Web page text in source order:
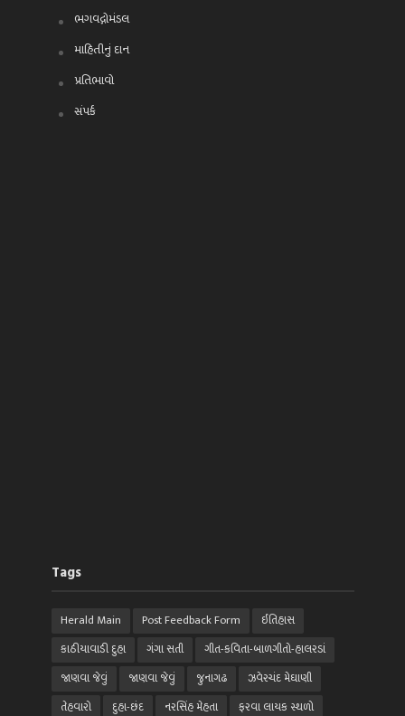
ભગવદ્ગોમંડલ
માહિતીનું દાન
પ્રતિભાવો
સંપર્ક
Tags
Herald Main Post Feedback Form
ઈતિહાસ
કાઠીયાવાડી દુહા
ગંગા સતી
ગીત-કવિતા-બાળગીતો-હાલરડાં
જાણવા જેવું
જાણવા જેવું જુનાગઢ
ઝવેરચંદ મેઘાણી
તેહવારો
દુહા-છંદ નરસિંહ મેહતા ફરવા લાયક સ્થળો